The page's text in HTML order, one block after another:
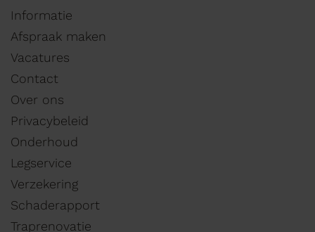
Informatie
Afspraak maken
Vacatures
Contact
Over ons
Privacybeleid
Onderhoud
Legservice
Verzekering
Schaderapport
Traprenovatie